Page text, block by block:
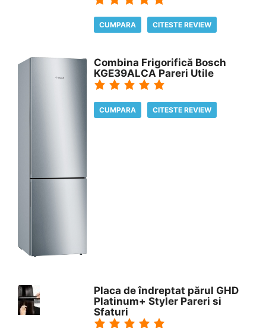
CUMPARA CITESTE REVIEW
Combina Frigorifică Bosch
KGE39ALCA Pareri Utile
CUMPARA CITESTE REVIEW
Placa de îndreptat părul GHD
Platinum+ Styler Pareri si
Sfaturi